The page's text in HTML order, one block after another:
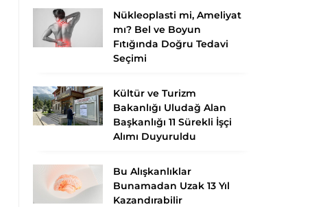
Nükleoplasti mi, Ameliyat
mı? Bel ve Boyun
Fıtığında Doğru Tedavi
Seçimi
Kültür ve Turizm
Bakanlığı Uludağ Alan
Başkanlığı 11 Sürekli İşçi
Alımı Duyuruldu
Bu Alışkanlıklar
Bunamadan Uzak 13 Yıl
Kazandırabilir